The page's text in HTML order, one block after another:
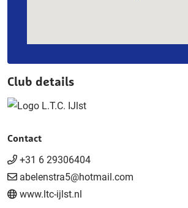
Club details
Contact
+31 6 29306404
abelenstra5@hotmail.com
www.ltc-ijlst.nl